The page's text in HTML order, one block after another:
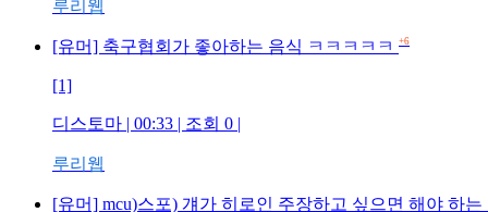
루리웹
[유머] 축구협회가 좋아하는 음식 ㅋㅋㅋㅋㅋ +6
[1]
디스토마 | 00:33 | 조회 0 |
루리웹
[유머] mcu)스포) 걔가 히로인 주장하고 싶으면 해야 하는